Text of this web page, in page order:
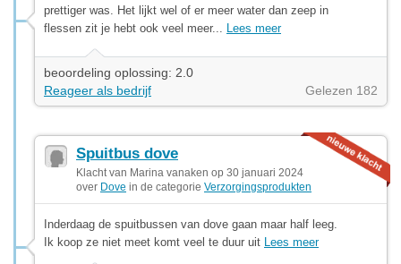
prettiger was. Het lijkt wel of er meer water dan zeep in
flessen zit je hebt ook veel meer... Lees meer
beoordeling oplossing: 2.0
Reageer als bedrijf
Gelezen 182
Spuitbus dove
Klacht van Marina vanaken op 30 januari 2024
over Dove in de categorie Verzorgingsprodukten
Inderdaag de spuitbussen van dove gaan maar half leeg.
Ik koop ze niet meet komt veel te duur uit Lees meer